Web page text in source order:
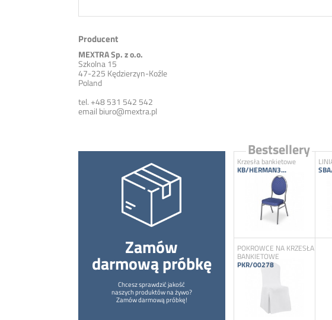
Producent
MEXTRA Sp. z o.o.
Szkolna 15
47-225 Kędzierzyn-Koźle
Poland
tel. +48 531 542 542
email biuro@mextra.pl
Zamów
darmową próbkę
Chcesz sprawdzić jakość
naszych produktów na żywo?
Zamów darmową próbkę!
Bestsellery
Krzesła bankietowe
KB/HERMAN3...
POKROWCE NA KRZESŁA
BANKIETOWE
PKR/00278